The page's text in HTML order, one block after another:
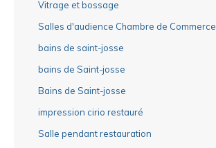
Vitrage et bossage
Salles d'audience Chambre de Commerce
bains de saint-josse
bains de Saint-josse
Bains de Saint-josse
impression cirio restauré
Salle pendant restauration